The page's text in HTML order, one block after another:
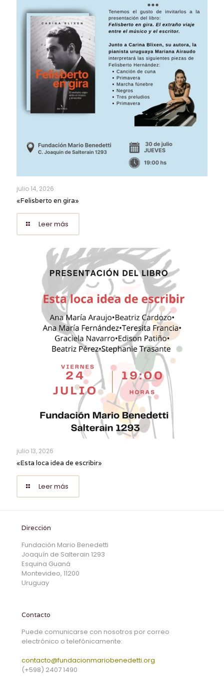
julio 14, 2026
«Felisberto en gira»
Leer más
julio 13, 2026
«Esta loca idea de escribir»
Leer más
Dirección
Fundación Mario Benedetti
Joaquín de Salterain 1293
Esquina Guaná
Montevideo, 11200
Uruguay
Contacto
Puede comunicarse con nosotros por correo
electrónico o telefónicamente:
contacto@fundacionmariobenedetti.org
(+598) 2407 1490